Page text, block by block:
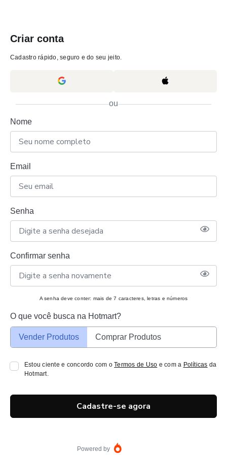
Criar conta
Cadastro rápido, seguro e do seu jeito.
ou
Nome
Email
Senha
Confirmar senha
A senha deve conter: mais de 7 caracteres, letras e números
O que você busca na Hotmart?
Vender Produtos Comprar Produtos
Estou ciente e concordo com oTermos de Uso e com a Políticas da
Hotmart.
Cadastre-se agora
Powered by